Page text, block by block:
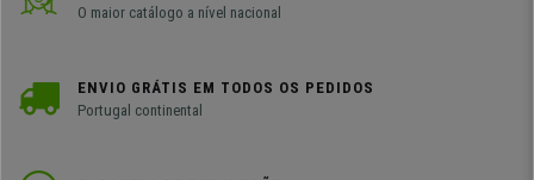
O maior catálogo a nível nacional
ENVIO GRÁTIS EM TODOS OS PEDIDOS
Portugal continental